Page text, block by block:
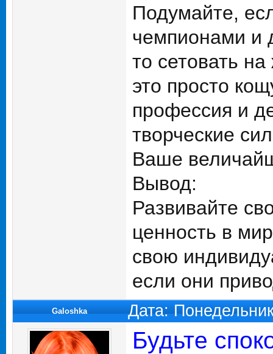
Подумайте,
чемпионами и
то сетовать
это просто
профессия и
творческие
Ваше
Вывод:
Развивайте
ценность в
свою
если они
Galoshka Дата:
Будьте